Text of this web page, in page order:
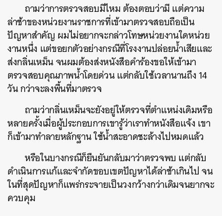
ถามว่าการตรวจสอบมีไหม ต้องตอบว่ามี แต่ความ
ล่าช้าของหน่วยงานราชการที่เข้ามาตรวจสอบถือเป็น
ปัญหาสำคัญ ผมไม่อยากจะกล่าวโทษหน่วยงานใดหน่วย
งานหนึ่ง แต่ขอยกตัวอย่างกรณีที่โรงงานปล่อยน้ำเสียและ
ส่งกลิ่นเหม็น จนผมต้องส่งหนังสือคำร้องขอให้เข้ามา
ตรวจสอบคุณภาพน้ำโดยด่วน แต่กลับใช้เวลานานถึง 14
วัน กว่าจะลงพื้นที่มาตรวจ
ถามว่ากลิ่นเหม็นจะยังอยู่ให้ตรวจที่ตำแหน่งเดิมหรือ
หลายครั้งเมื่อผู้ประกอบการเขารู้ว่าเราทำหนังสือแจ้ง เขา
ก็เข้ามาทำลายหลักฐาน ใช้น้ำสะอาดชะล้างไปหมดแล้ว
หรือในบางกรณีก็ยืนยันกลับมาว่าตรวจพบ แต่กลับ
ดำเนินการแก้และจำกัดขอบเขตปัญหาได้ล่าช้าเกินไป จน
ในที่สุดปัญหาก็แพร่กระจายเป็นวงกว้างกว่าเดิมจนยากจะ
ควบคุม